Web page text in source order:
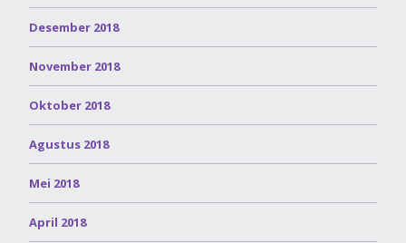
Desember 2018
November 2018
Oktober 2018
Agustus 2018
Mei 2018
April 2018